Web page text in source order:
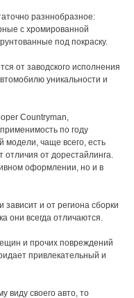
разннобразное:
с хромированной
под покраску.
от заводского исполнения
уникальности и
Countryman,
по году
модели, чаще всего, есть
отличия от дорестайлинга.
оформлении, но и в
и от региона сборки
они всегда отличаются.
и прочих повреждений
привлекательный и
виду своего авто, то